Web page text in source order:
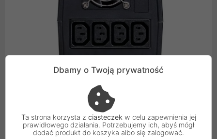
Dbamy o Twoją prywatność
Ta strona korzysta z ciasteczekw celu zapewnienia jej
prawidłowego działania. Potrzebujemy ich, abyś mógł
dodać produkt do koszyka albo się zalogować.